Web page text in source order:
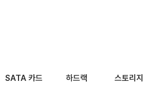
SATA 카드 하드랙 스토리지